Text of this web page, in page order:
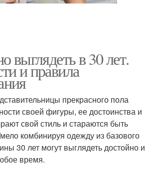
выглядеть в 30 лет.
и правила
прекрасного пола
своей фигуры, ее достоинства и
свой стиль и стараются быть
комбинируя одежду из базового
30 лет могут выглядеть достойно и
время.